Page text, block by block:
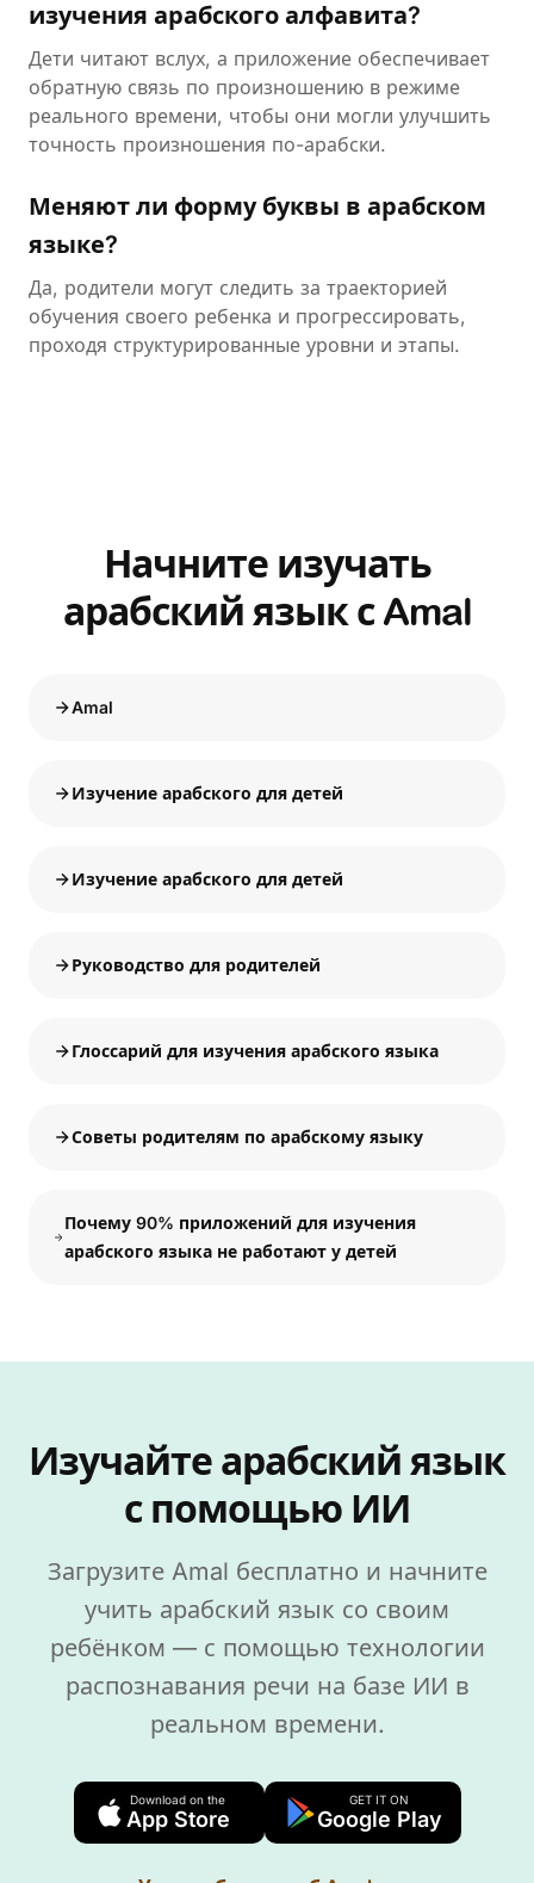
изучения арабского алфавита?
Дети читают вслух, а приложение обеспечивает
обратную связь по произношению в режиме
реального времени, чтобы они могли улучшить
точность произношения по-арабски.
Меняют ли форму буквы в арабском
языке?
Да, родители могут следить за траекторией
обучения своего ребенка и прогрессировать,
проходя структурированные уровни и этапы.
Начните изучать
арабский язык с Amal
Amal
Изучение арабского для детей
Изучение арабского для детей
Руководство для родителей
Глоссарий для изучения арабского языка
Советы родителям по арабскому языку
Почему 90% приложений для изучения
арабского языка не работают у детей
Изучайте арабский язык
с помощью ИИ
Загрузите Amal бесплатно и начните
учить арабский язык со своим
ребёнком — с помощью технологии
распознавания речи на базе ИИ в
реальном времени.
Download on the
App Store
GET IT ON
Google Play